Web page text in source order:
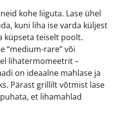
kohe liiguta. Lase ühel
kuni liha ise varda küljest
küpseta teiselt poolt.
“medium-rare” või
lihatermomeetrit –
on ideaalne mahlase ja
Pärast grillilt võtmist lase
et lihamahlad